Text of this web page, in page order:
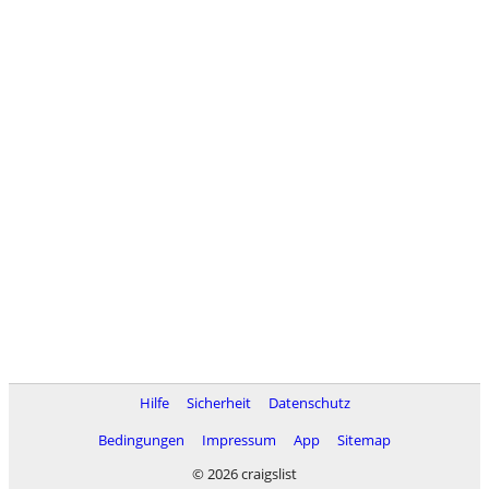
Hilfe Sicherheit
Datenschutz
Bedingungen
Impressum App
Sitemap
© 2026 craigslist